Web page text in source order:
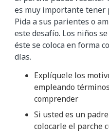
es muy importante tener
Pida a sus parientes o
este desafío. Los niños
éste se coloca en forma
días.
Explíquele los
empleando
comprender
Si usted es un
colocarle el parche